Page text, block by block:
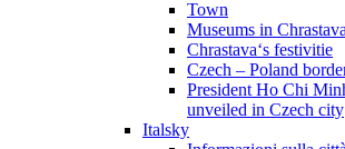
Town
Museums in Chrastava
Chrastava‘s festivitie
Czech – Poland
President Ho Chi
unveiled in Czech city
Italsky